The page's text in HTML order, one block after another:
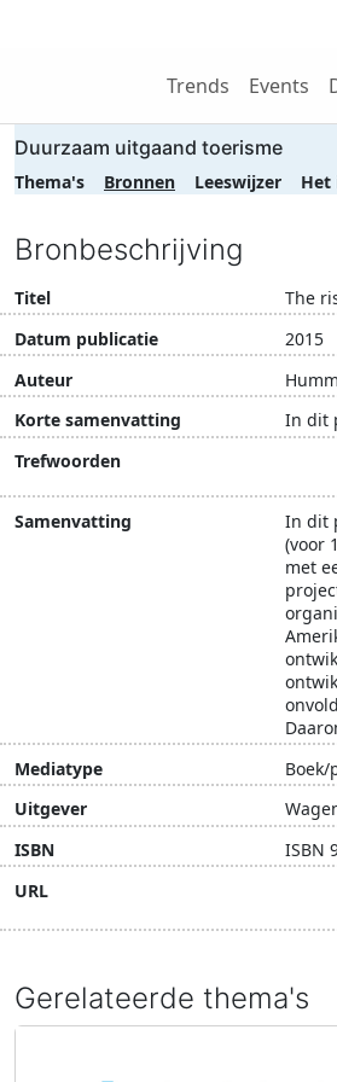
Trends Events
Duurzaam uitgaand toerisme
Thema's Bronnen Leeswijzer
Bronbeschrijving
Titel
The
Datum publicatie
2015
Auteur
Korte samenvatting
In dit
Trefwoorden
Samenvatting
In dit
(voor
met
Mediatype
Uitgever
ISBN
ISBN
URL
Gerelateerde thema's